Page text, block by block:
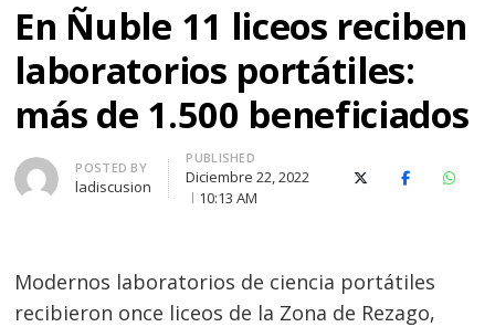
En Ñuble 11 liceos reciben
laboratorios portátiles:
más de 1.500 beneficiados
Author
POSTED BY
ladiscusion
PUBLISHED
Diciembre 22, 2022
10:13 AM
X (Twitter)Facebook
Modernos laboratorios de ciencia portátiles
recibieron once liceos de la Zona de Rezago,